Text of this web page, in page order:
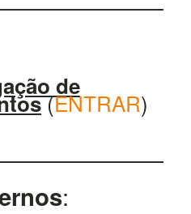
de
(ENTRAR)
: